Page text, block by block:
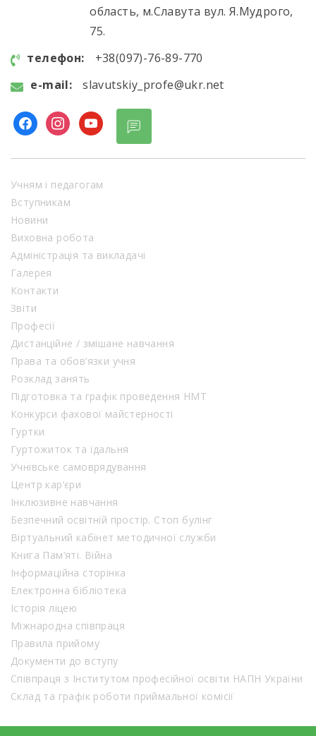
область, м.Славута вул. Я.Мудрого,
75.
телефон:
+38(097)-76-89-770
e-mail:
slavutskiy_profe@ukr.net
Учням і педагогам
Вступникам
Новини
Виховна робота
Адміністрація та викладачі
Галерея
Контакти
Звіти
Професії
Дистанційне / змішане навчання
Права та обов’язки учня
Розклад занять
Підготовка та графік проведення НМТ
Конкурси фахової майстерності
Гуртки
Гуртожиток та їдальня
Учнівське самоврядування
Центр кар’єри
Інклюзивне навчання
Безпечний освітній простір. Стоп булінг
Віртуальний кабінет методичної служби
Книга Пам’яті. Війна
Інформаційна сторінка
Електронна бібліотека
Історія ліцею
Міжнародна співпраця
Правила прийому
Документи до вступу
Співпраця з Інститутом професійної освіти НАПН України
Склад та графік роботи приймальної комісії